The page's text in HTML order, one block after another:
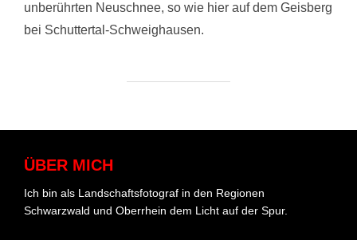
unberührten Neuschnee, so wie hier auf dem Geisberg
bei Schuttertal-Schweighausen.
ÜBER MICH
Ich bin als Landschaftsfotograf in den Regionen
Schwarzwald und Oberrhein dem Licht auf der Spur.